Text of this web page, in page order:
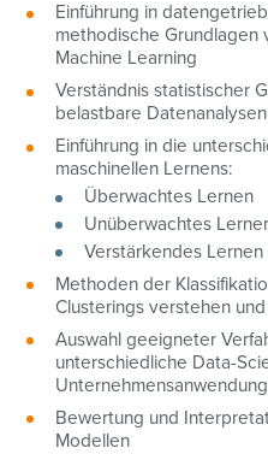
Einführung in
methodische Grundlagen
Machine Learning
Verständnis statistischer
belastbare
Einführung in die
maschinellen Lernens:
Überwachtes Lernen
Unüberwachtes
Verstärkendes Lernen
Methoden der
Clusterings verstehen
Auswahl geeigneter
unterschiedliche Data-
Bewertung und
Modellen